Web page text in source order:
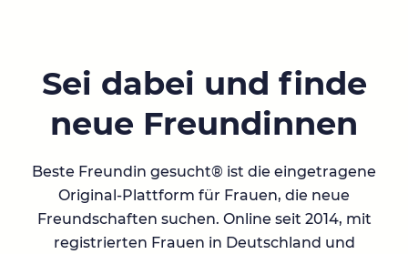
Sei dabei und finde
neue Freundinnen
Beste Freundin gesucht® ist die eingetragene
Original-Plattform für Frauen, die neue
Freundschaften suchen. Online seit 2014, mit
registrierten Frauen in Deutschland und